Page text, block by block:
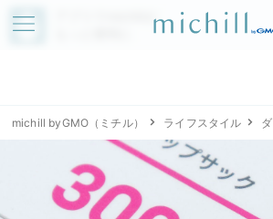
アプリでmichillが
michill byGMO（ミチル） ライフスタイル